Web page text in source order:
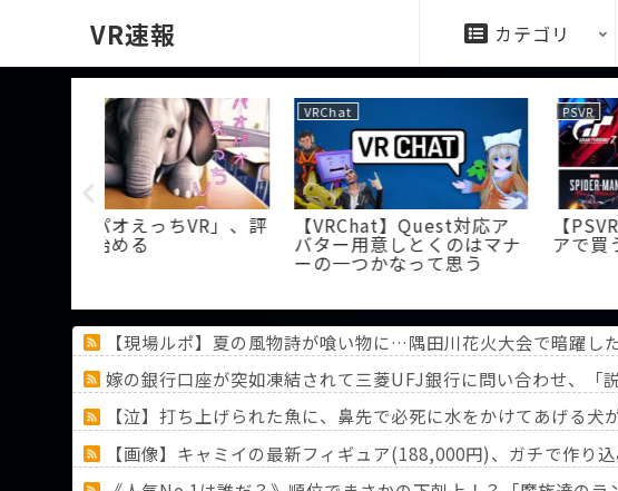
VR速報 カテゴリ
VRChat
【VRChat】Quest対応ア
バター用意しとくのはマナ
ーの一つかなって思う
【PSVR2】海外のPSスト
アで買うのは規約違反？
【現場ルポ】夏の風物詩が喰い物に…隅田川花火大会で暗躍し
嫁の銀行口座が突如凍結されて三菱UFJ銀行に問い合わせ、
【泣】打ち上げられた魚に、鼻先で必死に水をかけてあげる犬
【画像】キャミイの最新フィギュア(188,000円)、ガチで作り